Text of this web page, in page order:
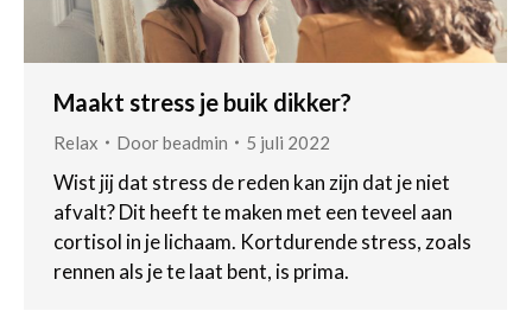
Maakt stress je buik dikker?
Relax Doorbeadmin 5 juli 2022
Wist jij dat stress de reden kan zijn dat je niet
afvalt? Dit heeft te maken met een teveel aan
cortisol in je lichaam. Kortdurende stress, zoals
rennen als je te laat bent, is prima.